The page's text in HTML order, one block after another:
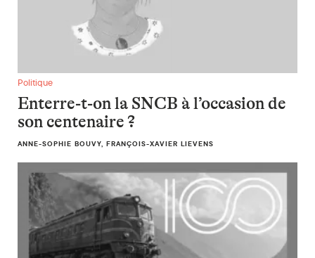
Enterre-t-on la SNCB à l’occasion de son centenaire ?
Politique
Enterre-t-on la SNCB à l’occasion de
son centenaire ?
ANNE-SOPHIE BOUVY, FRANÇOIS-XAVIER LIEVENS